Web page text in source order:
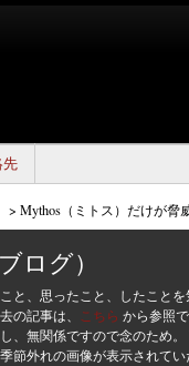
先
> Mythos（ミトス）だけが脅
ログ）
と、思ったこと、したこと
の記事は、 こちら から参照
、無関係ですので念のため
節外れの画像が表示されて